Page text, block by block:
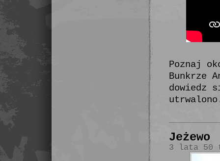
Poznaj
Bunkrze
dowiedz
Jeżewo
3 lata 50